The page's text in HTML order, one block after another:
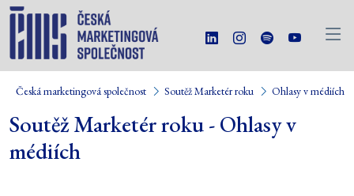
Česká marketingová společnost Soutěž Marketér roku Ohlasy v médiích
Soutěž Marketér roku - Ohlasy v
médiích